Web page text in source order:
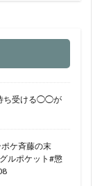
ち受ける◯◯が
ケ斉藤の末
ルポケット#懲